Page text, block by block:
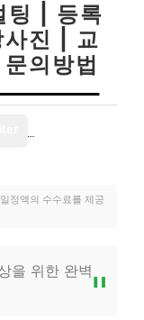
팅 | 등록
진 | 교
의방법
정액의 수수료를 제공
을 위한 완벽